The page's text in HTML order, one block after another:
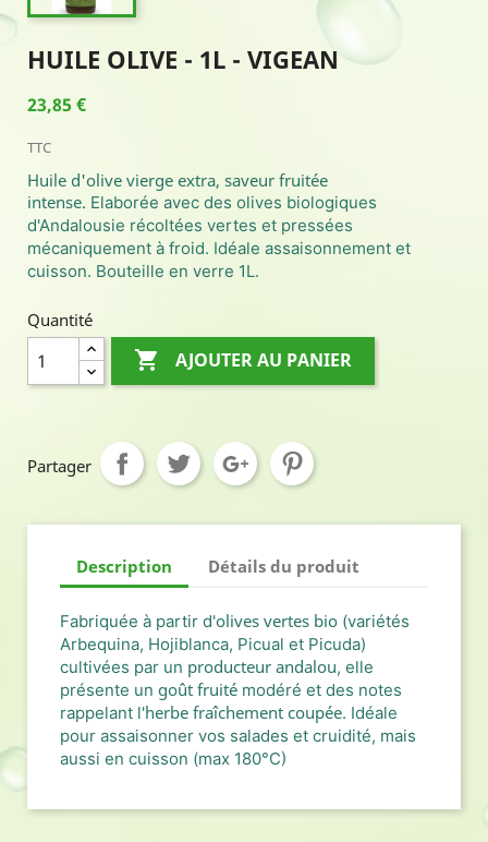
HUILE OLIVE - 1L - VIGEAN
23,85 €
TTC
Huile d'olive vierge extra, saveur fruitée
intense. Elaborée avec des olives biologiques
d'Andalousie récoltées vertes et pressées
mécaniquement à froid. Idéale assaisonnement et
cuisson. Bouteille en verre 1L.
Quantité
 AJOUTER AU PANIER
Partager
Description Détails du produit
Fabriquée à partir d'olives vertes bio (variétés
Arbequina, Hojiblanca, Picual et Picuda)
cultivées par un producteur andalou, elle
présente un goût fruité modéré et des notes
rappelant l'herbe fraîchement coupée. Idéale
pour assaisonner vos salades et cruidité, mais
aussi en cuisson (max 180°C)